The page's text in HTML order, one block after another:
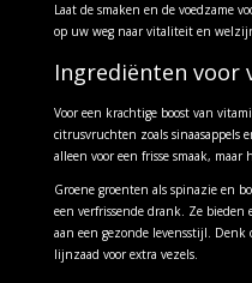
Laat de smaken en de voedzame
op uw weg naar vitaliteit en
Ingrediënten voor
Voor een krachtige boost van
citrusvruchten zoals sinaasappels
alleen voor een frisse smaak,
Groene groenten als spinazie en
een verfrissende drank. Ze bieden
aan een gezonde levensstijl. Denk
lijnzaad voor extra vezels.